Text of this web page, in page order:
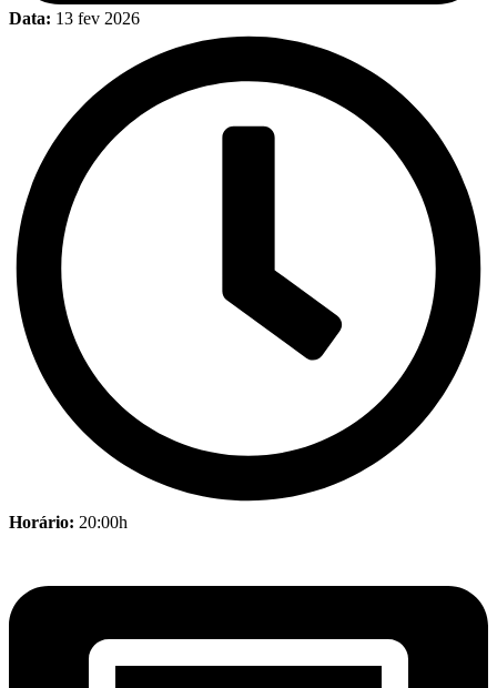
Data: 13 fev 2026
Horário: 20:00h